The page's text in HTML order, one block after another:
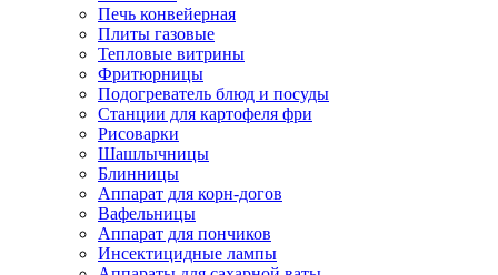
Печь конвейерная
Плиты газовые
Тепловые витрины
Фритюрницы
Подогреватель блюд и посуды
Станции для картофеля фри
Рисоварки
Шашлычницы
Блинницы
Аппарат для корн-догов
Вафельницы
Аппарат для пончиков
Инсектицидные лампы